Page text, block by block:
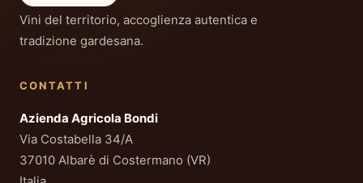
Vini del territorio, accoglienza autentica e
tradizione gardesana.
CONTATTI
Azienda Agricola Bondi
Via Costabella 34/A
37010 Albarè di Costermano (VR)